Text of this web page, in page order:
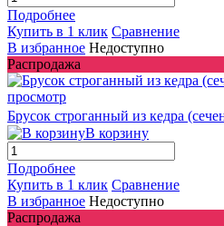
Подробнее
Купить в 1 клик Сравнение
В избранное Недоступно
Распродажа
просмотр
Брусок строганный из кедра
В корзину
Подробнее
Купить в 1 клик Сравнение
В избранное Недоступно
Распродажа